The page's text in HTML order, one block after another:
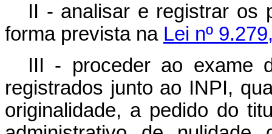
II - analisar e registrar os
forma prevista na Lei nº
III - proceder ao exame
registrados junto ao INPI,
originalidade, a pedido do